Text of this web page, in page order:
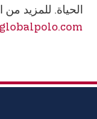
الحياة. للمزيد
globalpolo.com